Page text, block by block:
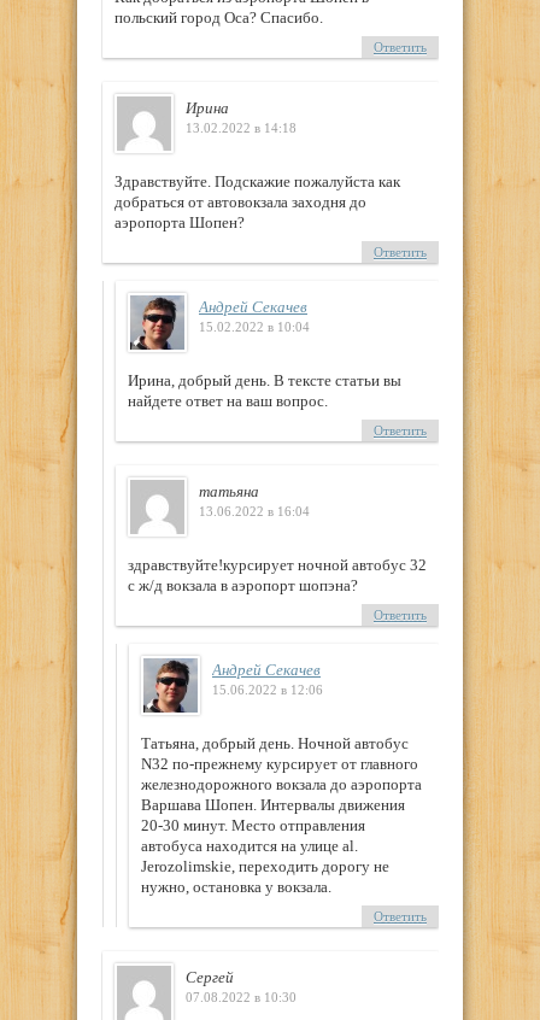
польский город Оса? Спасибо.
Ответить
Ирина
13.02.2022 в 14:18
Здравствуйте. Подскажие пожалуйста как
добраться от автовокзала заходня до
аэропорта Шопен?
Ответить
Андрей Секачев
15.02.2022 в 10:04
Ирина, добрый день. В тексте статьи вы
найдете ответ на ваш вопрос.
Ответить
татьяна
13.06.2022 в 16:04
здравствуйте!курсирует ночной автобус 32
с ж/д вокзала в аэропорт шопэна?
Ответить
Андрей Секачев
15.06.2022 в 12:06
Татьяна, добрый день. Ночной автобус
N32 по-прежнему курсирует от главного
железнодорожного вокзала до аэропорта
Варшава Шопен. Интервалы движения
20-30 минут. Место отправления
автобуса находится на улице al.
Jerozolimskie, переходить дорогу не
нужно, остановка у вокзала.
Ответить
Сергей
07.08.2022 в 10:30